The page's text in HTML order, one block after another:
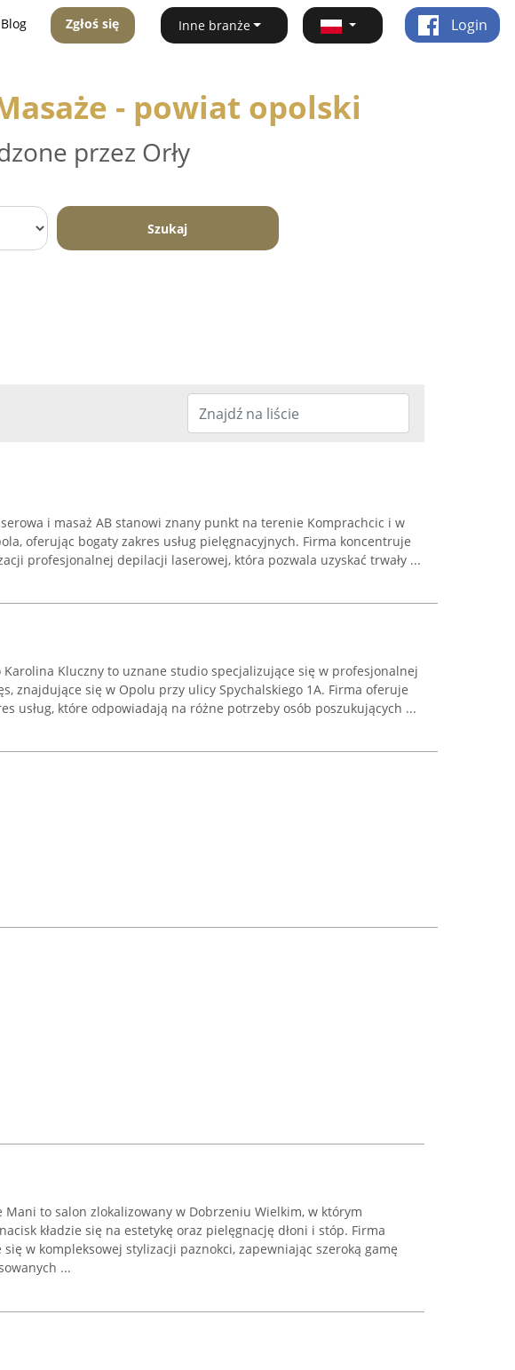
Blog Zgłoś się Inne branże Login
- powiat opolski
przez Orły
Szukaj
i masaż AB stanowi znany punkt na terenie Komprachcic i w
oferując bogaty zakres usług pielęgnacyjnych. Firma koncentruje
profesjonalnej depilacji laserowej, która pozwala uzyskać trwały ...
Karolina Kluczny to uznane studio specjalizujące się w profesjonalnej
znajdujące się w Opolu przy ulicy Spychalskiego 1A. Firma oferuje
usług, które odpowiadają na różne potrzeby osób poszukujących ...
Mani to salon zlokalizowany w Dobrzeniu Wielkim, w którym
kładzie się na estetykę oraz pielęgnację dłoni i stóp. Firma
w kompleksowej stylizacji paznokci, zapewniając szeroką gamę
...